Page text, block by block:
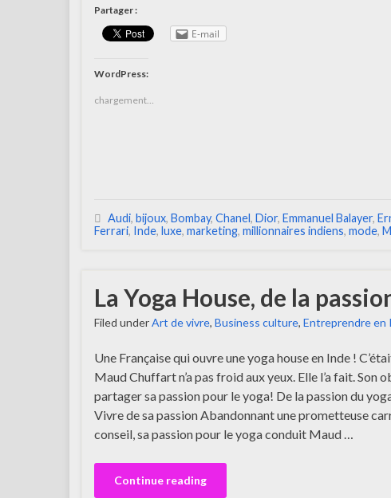
Partager :
E-mail
WordPress:
chargement…
Audi, bijoux, Bombay, Chanel, Dior, Emmanuel Balayer,
Ferrari, Inde, luxe, marketing, millionnaires indiens, mode,
La Yoga House, de la
Filed underArt de vivre, Business culture, Entreprendre en
Une Française qui ouvre une yoga house en Inde !
Maud Chuffart n’a pas froid aux yeux. Elle l’a fait. Son
partager sa passion pour le yoga! De la passion du
Vivre de sa passion Abandonnant une prometteuse
conseil, sa passion pour le yoga conduit Maud …
Continue reading